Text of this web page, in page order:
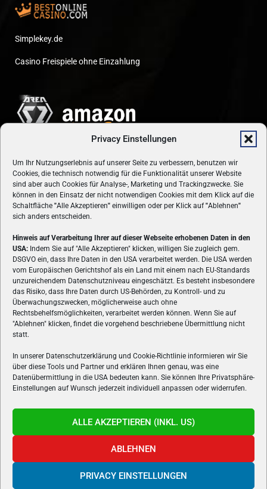
Privacy Einstellungen
Um Ihr Nutzungserlebnis auf unserer Seite zu verbessern, benutzen wir
Cookies, die technisch notwendig für die Funktionalität unserer Website
sind aber auch Cookies für Analyse-, Marketing und Trackingzwecke. Sie
können in den Einsatz der nicht notwendigen Cookies mit dem Klick auf die
Schaltfläche "Alle Akzeptieren" einwilligen oder per Klick auf"Ablehnen"
sich anders entscheiden.
Hinweis auf Verarbeitung Ihrer auf dieser Webseite erhobenen Daten in den
USA: Indem Sie auf "Alle Akzeptieren" klicken, willigen Sie zugleich gem.
DSGVO ein, dass Ihre Daten in den USA verarbeitet werden. Die USA werden
vom Europäischen Gerichtshof als ein Land mit einem nach EU-Standards
unzureichendem Datenschutzniveau eingeschätzt. Es besteht insbesondere
das Risiko, dass Ihre Daten durch US-Behörden, zu Kontroll- und zu
Überwachungszwecken, möglicherweise auch ohne
Rechtsbehelfsmöglichkeiten, verarbeitet werden können. Wenn Sie auf
"Ablehnen" klicken, findet die vorgehend beschriebene Übermittlung nicht
statt.
In unserer Datenschutzerklärung und Cookie-Richtlinie informieren wir Sie
über diese Tools und Partner und erklären Ihnen genau, was eine
Datenübermittlung in die USA bedeuten kann. Sie können Ihre Privatsphäre-
Einstellungen auf Wunsch jederzeit individuell anpassen oder widerrufen.
ALLE AKZEPTIEREN (INKL. US)
ABLEHNEN
PRIVACY EINSTELLUNGEN
Simplekey.de
Casino Freispiele ohne Einzahlung
ÜBER UNS
VON GAMERN, FÜR GAMER! Gamers.at ist das älteste Online-
Spielemagazin Österreichs und bringt täglich aktuelle News,
Reviews und Videos zu PC- und Konsolenspielen, Gaming-
Hardware und aus der Welt des e-Sport's.
FOLGE UNS